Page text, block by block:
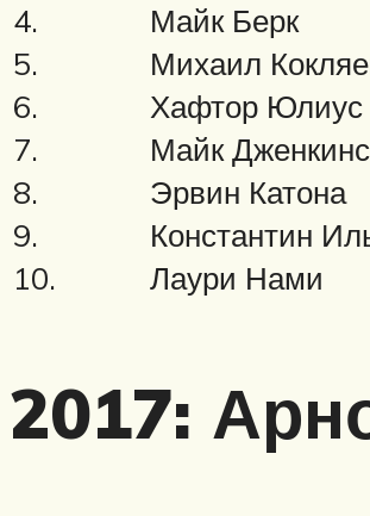
4.
Майк Берк
5.
Михаил
6.
Хафтор Юлиус
7.
Майк Дженкинс
8.
Эрвин Катона
9.
Константин
10.
Лаури Нами
2017: